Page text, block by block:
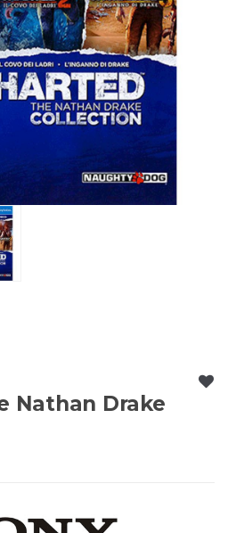
Nathan Drake